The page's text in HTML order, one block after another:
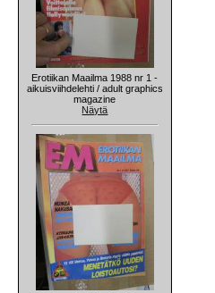
Erotiikan Maailma 1988 nr 1 -
aikuisviihdelehti / adult graphics
magazine
Näytä